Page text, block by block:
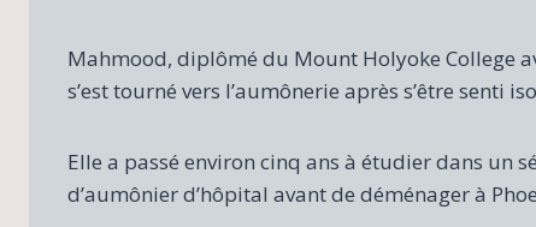
Mahmood, diplômé du Mount Holyoke College
s’est tourné vers l’aumônerie après s’être senti
Elle a passé environ cinq ans à étudier dans un
d’aumônier d’hôpital avant de déménager à